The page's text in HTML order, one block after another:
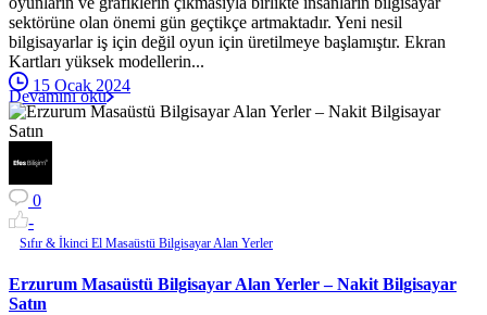
sektörüne olan önemi gün geçtikçe artmaktadır. Yeni nesil
bilgisayarlar iş için değil oyun için üretilmeye başlamıştır. Ekran
Kartları yüksek modellerin...
15 Ocak 2024
Devamını oku
0
-
Sıfır & İkinci El Masaüstü Bilgisayar Alan Yerler
Erzurum Masaüstü Bilgisayar Alan Yerler – Nakit Bilgisayar
Satın